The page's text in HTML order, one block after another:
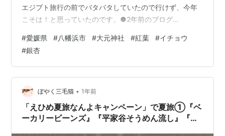
エジプト旅行の前でバタバタしていたので行けず、今年
こそは！と思っていたのです。●2年前のブログ
ウの葉がだいぶ落ちていましたが、今回はちょうど見頃
で、紅葉とイチョウがとてもきれいでした。 奥に鮮やか
な紅葉が見えてきて、テンションが上がります。 イチョ
ウもきれい～(^^)2年前はほとんど葉が落ちて、寂しい感
じだったけど、今年はまだまだ残ってて嬉しい！ 赤と黄
色のコントラス…
#愛媛県 #八幡浜市 #大元神社 #紅葉 #イチョウ
#銀杏
ぼやく三毛猫 • 1年前
「えひめ夏旅なんよキャンペーン」で夏旅①『ベ
ーカリービーンズ』『平家谷そうめん流し』『ア